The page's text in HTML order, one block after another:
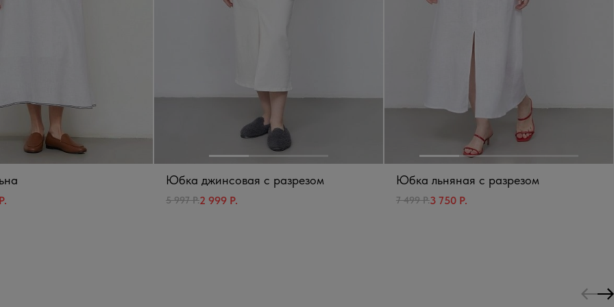
Юбка джинсовая с разрезом
5 997 Р.2 999 Р.
Юбка льняная с разрезом
7 499 Р.3 750 Р.